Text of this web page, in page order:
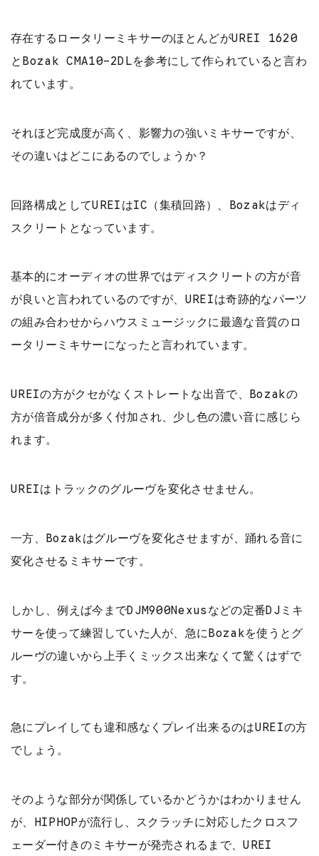
存在するロータリーミキサーのほとんどがUREI 1620
とBozak CMA10-2DLを参考にして作られていると言わ
れています。
それほど完成度が高く、影響力の強いミキサーですが、
その違いはどこにあるのでしょうか？
回路構成としてUREIはIC（集積回路）、Bozakはディ
スクリートとなっています。
基本的にオーディオの世界ではディスクリートの方が音
が良いと言われているのですが、UREIは奇跡的なパーツ
の組み合わせからハウスミュージックに最適な音質のロ
ータリーミキサーになったと言われています。
UREIの方がクセがなくストレートな出音で、Bozakの
方が倍音成分が多く付加され、少し色の濃い音に感じら
れます。
UREIはトラックのグルーヴを変化させません。
一方、Bozakはグルーヴを変化させますが、踊れる音に
変化させるミキサーです。
しかし、例えば今までDJM900Nexusなどの定番DJミキ
サーを使って練習していた人が、急にBozakを使うとグ
ルーヴの違いから上手くミックス出来なくて驚くはずで
す。
急にプレイしても違和感なくプレイ出来るのはUREIの方
でしょう。
そのような部分が関係しているかどうかはわかりません
が、HIPHOPが流行し、スクラッチに対応したクロスフ
ェーダー付きのミキサーが発売されるまで、UREI